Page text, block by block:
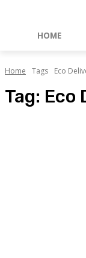
HOME
Home Tags Eco
Tag: Eco